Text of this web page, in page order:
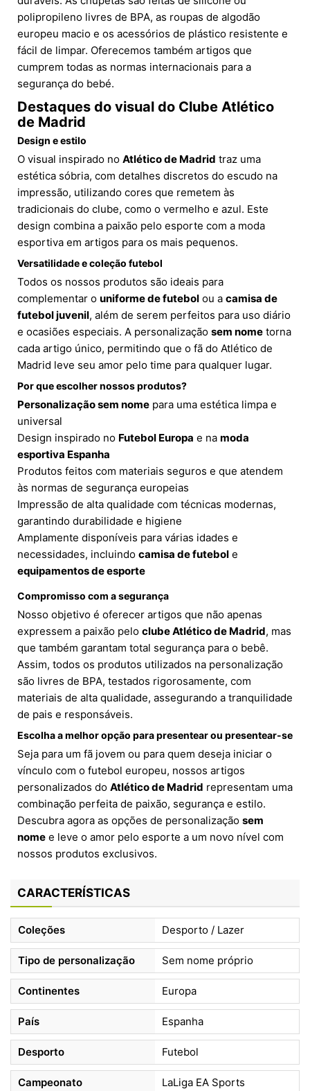
polipropileno livres de BPA, as roupas de algodão
europeu macio e os acessórios de plástico resistente e
fácil de limpar. Oferecemos também artigos que
cumprem todas as normas internacionais para a
segurança do bebé.
Destaques do visual do Clube Atlético
de Madrid
Design e estilo
O visual inspirado no Atlético de Madrid traz uma
estética sóbria, com detalhes discretos do escudo na
impressão, utilizando cores que remetem às
tradicionais do clube, como o vermelho e azul. Este
design combina a paixão pelo esporte com a moda
esportiva em artigos para os mais pequenos.
Versatilidade e coleção futebol
Todos os nossos produtos são ideais para
complementar o uniforme de futebol ou a camisa de
futebol juvenil, além de serem perfeitos para uso diário
e ocasiões especiais. A personalização sem nome torna
cada artigo único, permitindo que o fã do Atlético de
Madrid leve seu amor pelo time para qualquer lugar.
Por que escolher nossos produtos?
Personalização sem nome para uma estética limpa e
universal
Design inspirado no Futebol Europa e na moda
esportiva Espanha
Produtos feitos com materiais seguros e que atendem
às normas de segurança europeias
Impressão de alta qualidade com técnicas modernas,
garantindo durabilidade e higiene
Amplamente disponíveis para várias idades e
necessidades, incluindo camisa de futebol e
equipamentos de esporte
Compromisso com a segurança
Nosso objetivo é oferecer artigos que não apenas
expressem a paixão pelo clube Atlético de Madrid, mas
que também garantam total segurança para o bebê.
Assim, todos os produtos utilizados na personalização
são livres de BPA, testados rigorosamente, com
materiais de alta qualidade, assegurando a tranquilidade
de pais e responsáveis.
Escolha a melhor opção para presentear ou presentear-se
Seja para um fã jovem ou para quem deseja iniciar o
vínculo com o futebol europeu, nossos artigos
personalizados do Atlético de Madrid representam uma
combinação perfeita de paixão, segurança e estilo.
Descubra agora as opções de personalização sem
nome e leve o amor pelo esporte a um novo nível com
nossos produtos exclusivos.
CARACTERÍSTICAS
Coleções Desporto / Lazer
Tipo de personalização Sem nome próprio
Continentes Europa
País Espanha
Desporto Futebol
Campeonato LaLiga EA Sports